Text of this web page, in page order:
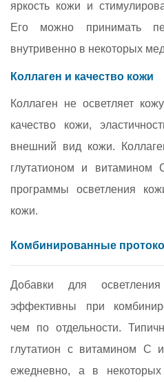
яркость кожи и
Его можно принимать
внутривенно в некоторых
Коллаген и качество кожи
Коллаген не осветляет
качество кожи,
внешний вид кожи.
глутатионом и витамином
программы осветления
кожи.
Комбинированные
Добавки для
эффективны при
чем по отдельности.
глутатион с витамином C
ежедневно, а в